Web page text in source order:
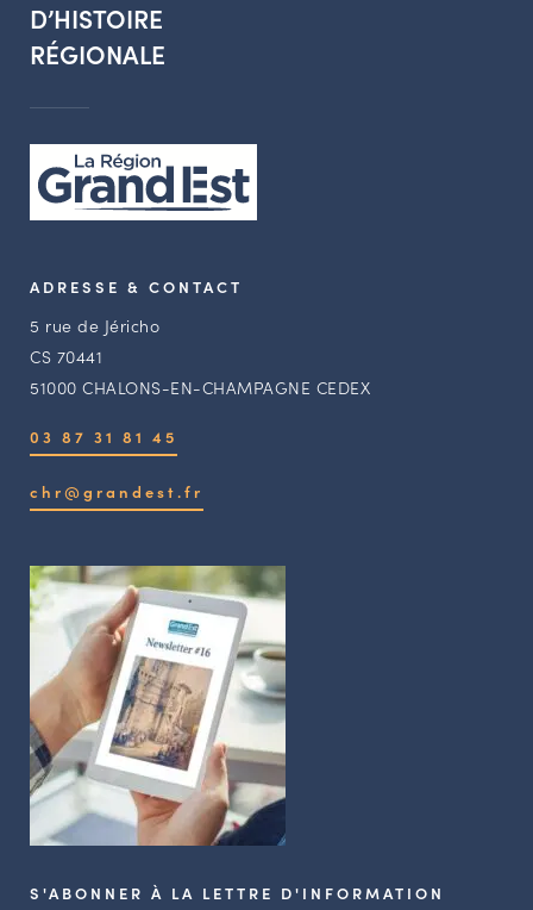
D’HISTOIRE
RÉGIONALE
ADRESSE & CONTACT
5 rue de Jéricho
CS 70441
51000 CHALONS-EN-CHAMPAGNE CEDEX
03 87 31 81 45
chr@grandest.fr
S'ABONNER À LA LETTRE D'INFORMATION